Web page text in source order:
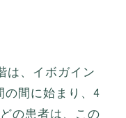
は、イボガイン
の間に始まり、4
の患者は、この